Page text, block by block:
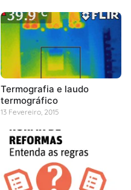
Termografia e laudo
termográfico
13 Fevereiro, 2015